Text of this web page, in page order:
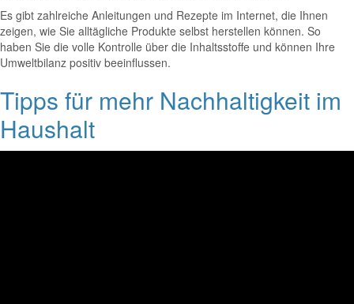
Es gibt zahlreiche Anleitungen und Rezepte im Internet, die Ihnen
zeigen, wie Sie alltägliche Produkte selbst herstellen können. So
haben Sie die volle Kontrolle über die Inhaltsstoffe und können Ihre
Umweltbilanz positiv beeinflussen.
Tipps für mehr Nachhaltigkeit im
Haushalt